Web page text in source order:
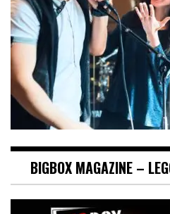
BIGBOX MAGAZINE –